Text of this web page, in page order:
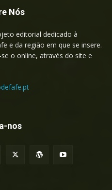
Nós
editorial dedicado à
e da região em que se insere.
o online, através do site e
nos